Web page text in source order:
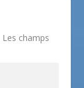
Les champs